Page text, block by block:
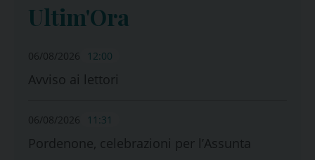
Ultim'Ora
06/08/2026 12:00
Avviso ai lettori
06/08/2026 11:31
Pordenone, celebrazioni per l’Assunta